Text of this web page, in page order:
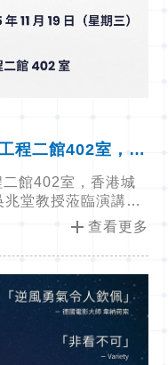
程二館402室，香
學系/吳兆堂教授
館402室，香港城
堂教授蒞臨演講，
add 查看更多